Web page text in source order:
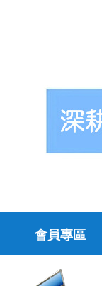
會員專區